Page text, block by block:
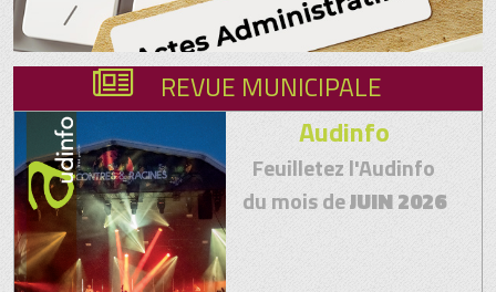
REVUE MUNICIPALE
Audinfo
Feuilletez l'Audinfo
du mois deJUIN 2026